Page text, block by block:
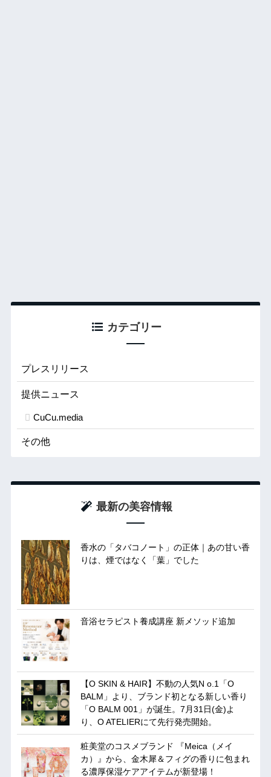
カテゴリー
プレスリリース
提供ニュース
CuCu.media
その他
最新の美容情報
香水の「タバコノート」の正体｜あの甘い香
りは、煙ではなく「葉」でした
音浴セラピスト養成講座 新メソッド追加
【O SKIN & HAIR】不動の人気N o.1「O
BALM」より、ブランド初となる新しい香り
「O BALM 001」が誕生。7月31日(金)よ
り、O ATELIERにて先行発売開始。
粧美堂のコスメブランド 『Meica（メイ
カ）』から、金木犀＆フィグの香りに包まれ
る濃厚保湿ケアアイテムが新登場！